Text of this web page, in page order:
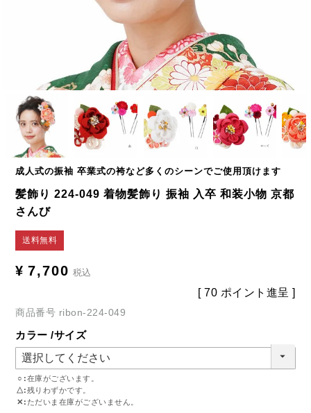
成人式の振袖 卒業式の袴など多くのシーンでご使用頂けます
髪飾り 224-049 着物髪飾り 振袖 入卒 和装小物 京都
さんび
送料無料
¥ 7,700 税込
[ 70 ポイント進呈 ]
商品番号 ribon-224-049
カラー サイズ
○
在庫がございます。
△ 残りわずかです。
✕
ただいま在庫がございません。